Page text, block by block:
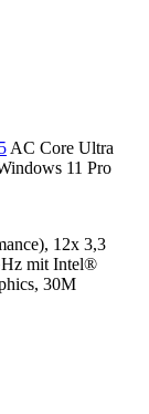
AC Core Ultra
11 Pro
12x 3,3
mit Intel®
30M